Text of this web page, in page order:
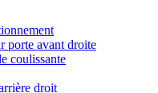
porte avant droite
coulissante
droit